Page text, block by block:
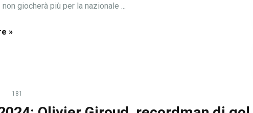
non giocherà più per la nazionale ...
»
181